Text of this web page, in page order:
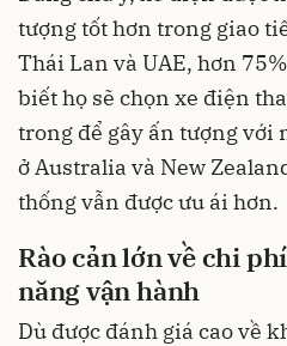
tượng tốt hơn trong giao
Thái Lan và UAE, hơn
biết họ sẽ chọn xe điện
trong để gây ấn tượng với
ở Australia và New
thống vẫn được ưu ái hơn.
Rào cản lớn về chi
năng vận hành
Dù được đánh giá cao về